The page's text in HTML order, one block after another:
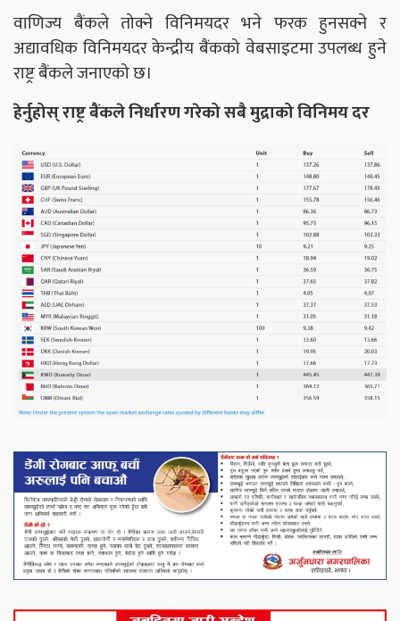
वाणिज्य बैंकले तोक्ने विनिमयदर भने फरक हुनसक्ने र
अद्यावधिक विनिमयदर केन्द्रीय बैंकको वेबसाइटमा उपलब्ध हुने
राष्ट्र बैंकले जनाएको छ।
हेर्नुहोस् राष्ट्र बैंकले निर्धारण गरेको सबै मुद्राको विनिमय दर